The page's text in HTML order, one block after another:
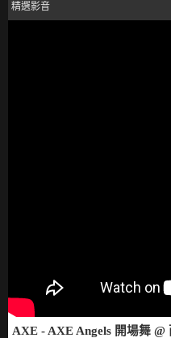
精選影音
AXE - AXE Angels 開場舞 @